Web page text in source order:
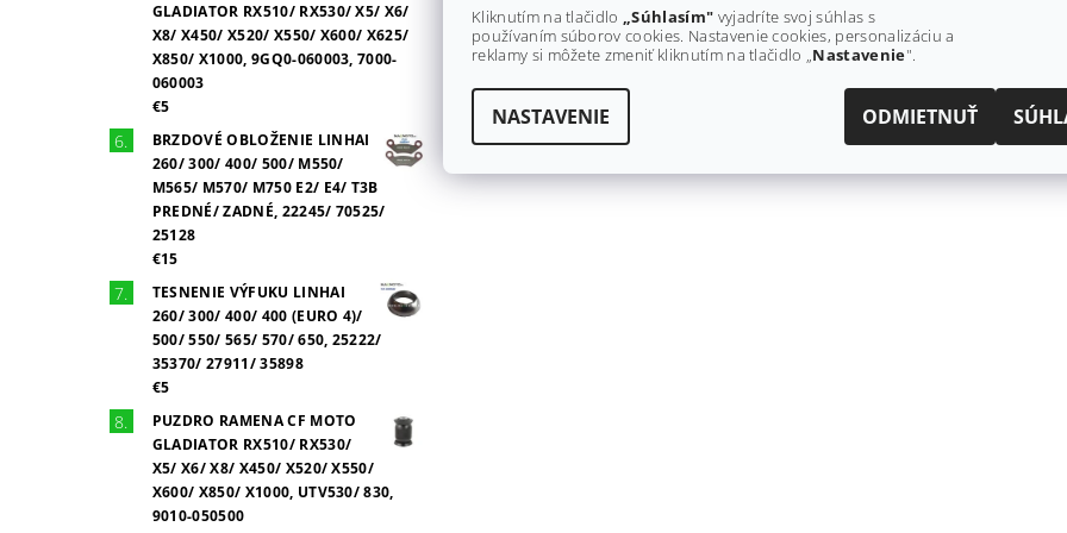
GLADIATOR RX510/ RX530/ X5/ X6/
X8/ X450/ X520/ X550/ X600/ X625/
X850/ X1000, 9GQ0-060003, 7000-
060003
€5
BRZDOVÉ OBLOŽENIE LINHAI
260/ 300/ 400/ 500/ M550/
M565/ M570/ M750 E2/ E4/ T3B
PREDNÉ/ ZADNÉ, 22245/ 70525/
25128
€15
TESNENIE VÝFUKU LINHAI
260/ 300/ 400/ 400 (EURO 4)/
500/ 550/ 565/ 570/ 650, 25222/
35370/ 27911/ 35898
€5
PUZDRO RAMENA CF MOTO
GLADIATOR RX510/ RX530/
X5/ X6/ X8/ X450/ X520/ X550/
X600/ X850/ X1000, UTV530/ 830,
9010-050500
Kliknutím na tlačidlo „Súhlasím" vyjadríte svoj súhlas s
používaním súborov cookies. Nastavenie cookies, personalizáciu a
reklamy si môžete zmeniť kliknutím na tlačidlo „Nastavenie".
NASTAVENIE ODMIETNUŤ